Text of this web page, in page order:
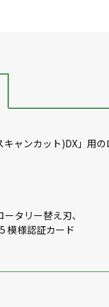
ャンカット)DX」用
タリー替え刃、
模様認証カード